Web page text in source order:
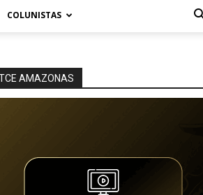
COLUNISTAS
AMAZONAS